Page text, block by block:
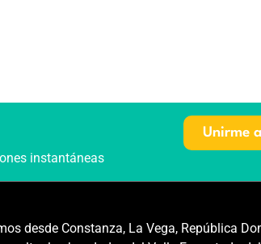
instantáneas
Unirme
desde Constanza, La Vega, República